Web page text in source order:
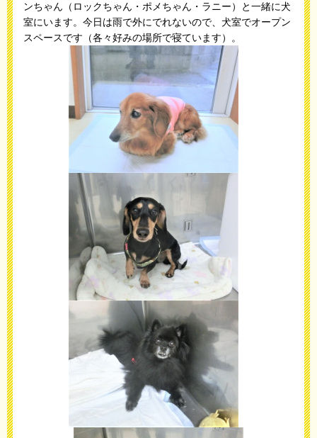
ンちゃん（ロックちゃん・ポメちゃん・ラニー）と一緒に犬
室にいます。今日は雨で外にでれないので、犬室でオープン
スペースです（各々好みの場所で寝ています）。